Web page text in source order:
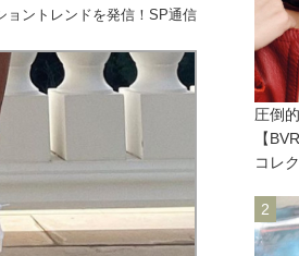
ョントレンドを発信！SP通信
圧倒
【
コレ